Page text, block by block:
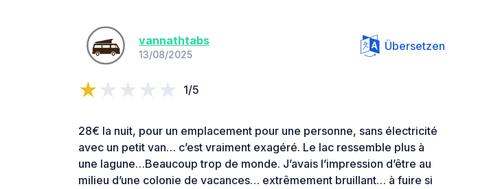
vannathtabs
13/08/2025
Übersetzen
1/5
28€ la nuit, pour un emplacement pour une personne, sans électricité
avec un petit van… c’est vraiment exagéré. Le lac ressemble plus à
une lagune…Beaucoup trop de monde. J’avais l’impression d’être au
milieu d’une colonie de vacances… extrêmement bruillant… à fuire si